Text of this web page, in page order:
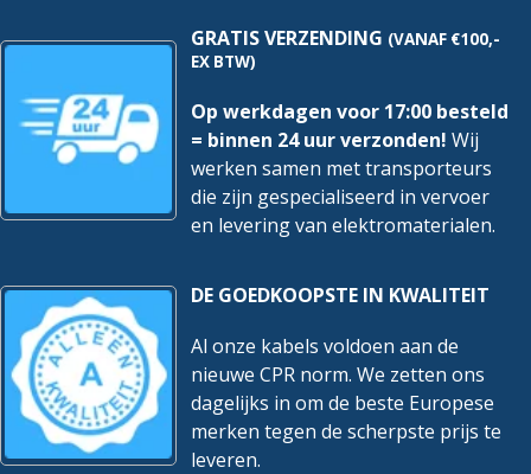
GRATIS VERZENDING (VANAF €100,-
EX BTW)
Op werkdagen voor 17:00 besteld
= binnen 24 uur verzonden! Wij
werken samen met transporteurs
die zijn gespecialiseerd in vervoer
en levering van elektromaterialen.
DE GOEDKOOPSTE IN KWALITEIT
Al onze kabels voldoen aan de
nieuwe CPR norm. We zetten ons
dagelijks in om de beste Europese
merken tegen de scherpste prijs te
leveren.